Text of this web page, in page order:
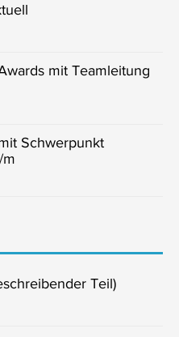
mit Teamleitung
Schwerpunkt
Teil)